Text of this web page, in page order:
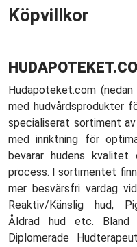
Köpvillkor
Hudapoteket.com
med hudvårdsprodukter
specialiserat sortiment
med inriktning för
bevarar hudens kvalitet
process. I sortimentet
mer besvärsfri vardag
Reaktiv/Känslig hud,
Åldrad hud etc. Bland
Diplomerade